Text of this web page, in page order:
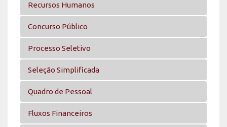
Recursos Humanos
Concurso Público
Processo Seletivo
Seleção Simplificada
Quadro de Pessoal
Fluxos Financeiros